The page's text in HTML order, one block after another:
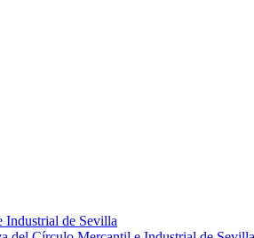
Industrial de Sevilla